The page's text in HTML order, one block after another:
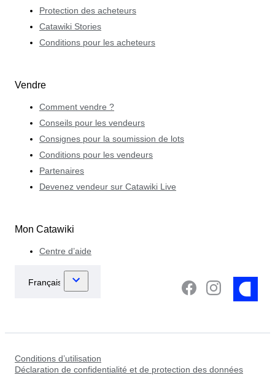
Protection des acheteurs
Catawiki Stories
Conditions pour les acheteurs
Vendre
Comment vendre ?
Conseils pour les vendeurs
Consignes pour la soumission de lots
Conditions pour les vendeurs
Partenaires
Devenez vendeur sur Catawiki Live
Mon Catawiki
Centre d’aide
Conditions d’utilisation
Déclaration de confidentialité et de protection des données